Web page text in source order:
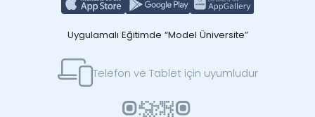
Uygulamalı Eğitimde “Model Üniversite”
Telefon ve Tablet için uyumludur